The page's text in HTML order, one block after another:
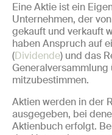
Eine Aktie ist ein
Unternehmen, der
gekauft und verkauft
haben Anspruch auf
(Dividende) und das
mitzubestimmen.
Aktien werden in der
ausgegeben, bei
Aktienbuch erfolgt.